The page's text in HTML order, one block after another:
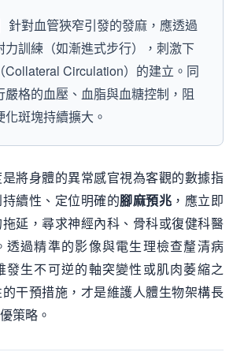
針對血管狹窄引發的發麻，應透過
力訓練（如漸進式步行），刺激下
Collateral Circulation）的建立。同
嚴格的血壓、血脂與血糖控制，阻
斑塊持續擴大。
將身體的異常感官視為客觀的數據指
續性、定位明確的腳麻預兆 ，應立即
延，尋求神經內科、骨科或復健科醫
透過精準的影像與電生理檢查釐清病
發生不可逆的軸突變性或肌肉萎縮之
干預措施，才是維護人體生物架構長
策略。